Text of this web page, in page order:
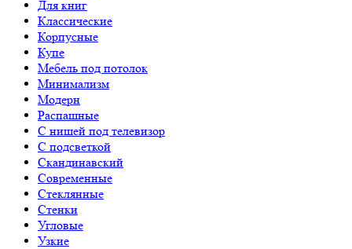
Для книг
Классические
Корпусные
Купе
Мебель под потолок
Минимализм
Модерн
Распашные
С нишей под телевизор
С подсветкой
Скандинавский
Современные
Стеклянные
Стенки
Угловые
Узкие